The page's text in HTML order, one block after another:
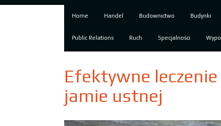
Home Handel Budownictwo Budynki
Public Relations Ruch Specjalności
Efektywne
jamie ustnej